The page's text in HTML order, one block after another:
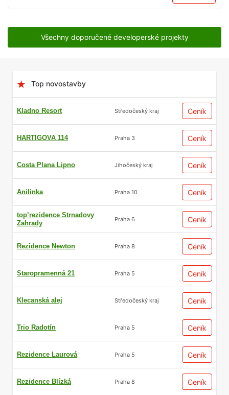
Všechny doporučené developerské projekty
Top novostavby
Kladno Resort Středočeský kraj Ceník
HARTIGOVA 114 Praha 3 Ceník
Costa Plana Lipno Jihočeský kraj Ceník
Anilinka Praha 10 Ceník
top’rezidence Strnadovy
Zahrady
Praha 6 Ceník
Rezidence Newton Praha 8 Ceník
Staropramenná 21 Praha 5 Ceník
Klecanská alej Středočeský kraj Ceník
Trio Radotín Praha 5 Ceník
Rezidence Laurová Praha 5 Ceník
Rezidence Blízká Praha 8 Ceník